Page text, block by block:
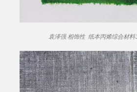
袁泽强 相饰性 纸本丙烯综合材料